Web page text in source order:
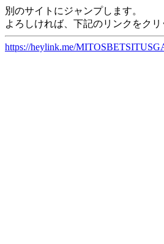
別のサイトにジャンプします。
よろしければ、下記のリンクをクリ
https://heylink.me/